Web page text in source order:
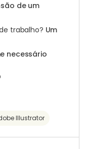
de um
trabalho? Um
necessário
Illustrator